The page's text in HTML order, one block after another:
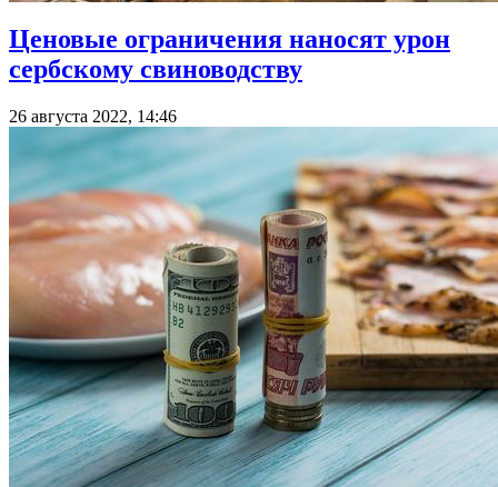
Ценовые ограничения наносят урон
сербскому свиноводству
26 августа 2022, 14:46